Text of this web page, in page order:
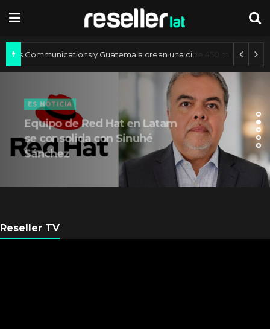
ES NOTICIA
Equipo de Red Hat en Latam
se consolida con Sinuhé
Sánchez
Reseller TV